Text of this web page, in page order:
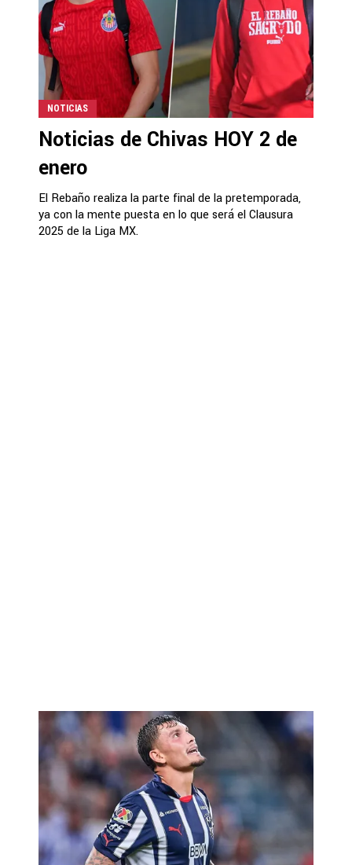
NOTICIAS
Noticias de Chivas HOY 2 de
enero
El Rebaño realiza la parte final de la pretemporada,
ya con la mente puesta en lo que será el Clausura
2025 de la Liga MX.